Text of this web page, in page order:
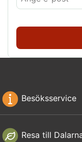
Besöksservice
Resa till